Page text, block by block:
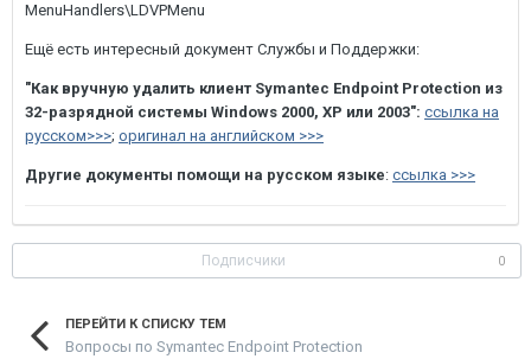
MenuHandlers\LDVPMenu
Ещё есть интересный документ Службы и Поддержки:
"Как вручную удалить клиент Symantec Endpoint Protection из
32-разрядной системы Windows 2000, XP или 2003": ссылка на
русском>>>; оригинал на английском >>>
Другие документы помощи на русском языке: ссылка >>>
Подписчики 0
ПЕРЕЙТИ К СПИСКУ ТЕМ
Вопросы по Symantec Endpoint Protection